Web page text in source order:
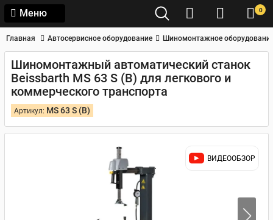
Меню 0
Главная Автосервисное оборудование Шиномонтажное
Шиномонтажный автоматический станок
Beissbarth MS 63 S (B) для легкового и
коммерческого транспорта
Артикул: MS 63 S (B)
ВИДЕООБЗОР